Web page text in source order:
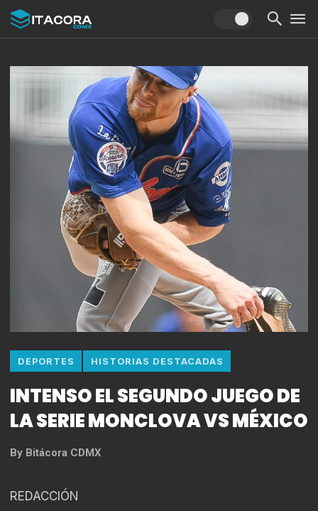
DEPORTES HISTORIAS DESTACADAS
INTENSO EL SEGUNDO JUEGO DE
LA SERIE MONCLOVA VS MÉXICO
By Bitácora CDMX
REDACCIÓN